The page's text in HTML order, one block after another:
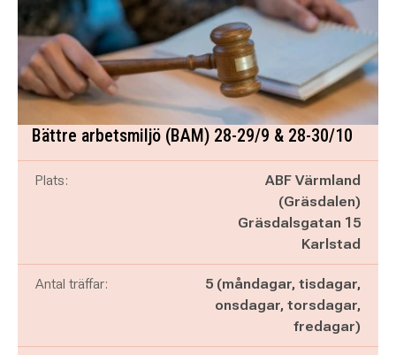
Bättre arbetsmiljö (BAM) 28-29/9 & 28-30/10
Plats:
ABF Värmland
(Gräsdalen)
Gräsdalsgatan 15
Karlstad
Antal träffar:
5 (måndagar, tisdagar,
onsdagar, torsdagar,
fredagar)